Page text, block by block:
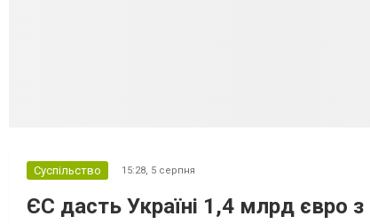
Суспільство 15:28, 5 серпня
ЄС дасть Україні 1,4 млрд євро